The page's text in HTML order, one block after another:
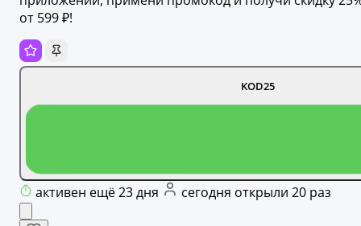
от 599 ₽!
KOD25
активен ещё 23 дня сегодня открыли 20 раз